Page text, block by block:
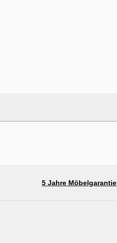
5 Jahre Möbelgarantie